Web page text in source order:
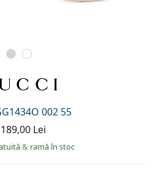
002 55
Lei
& ramă în stoc